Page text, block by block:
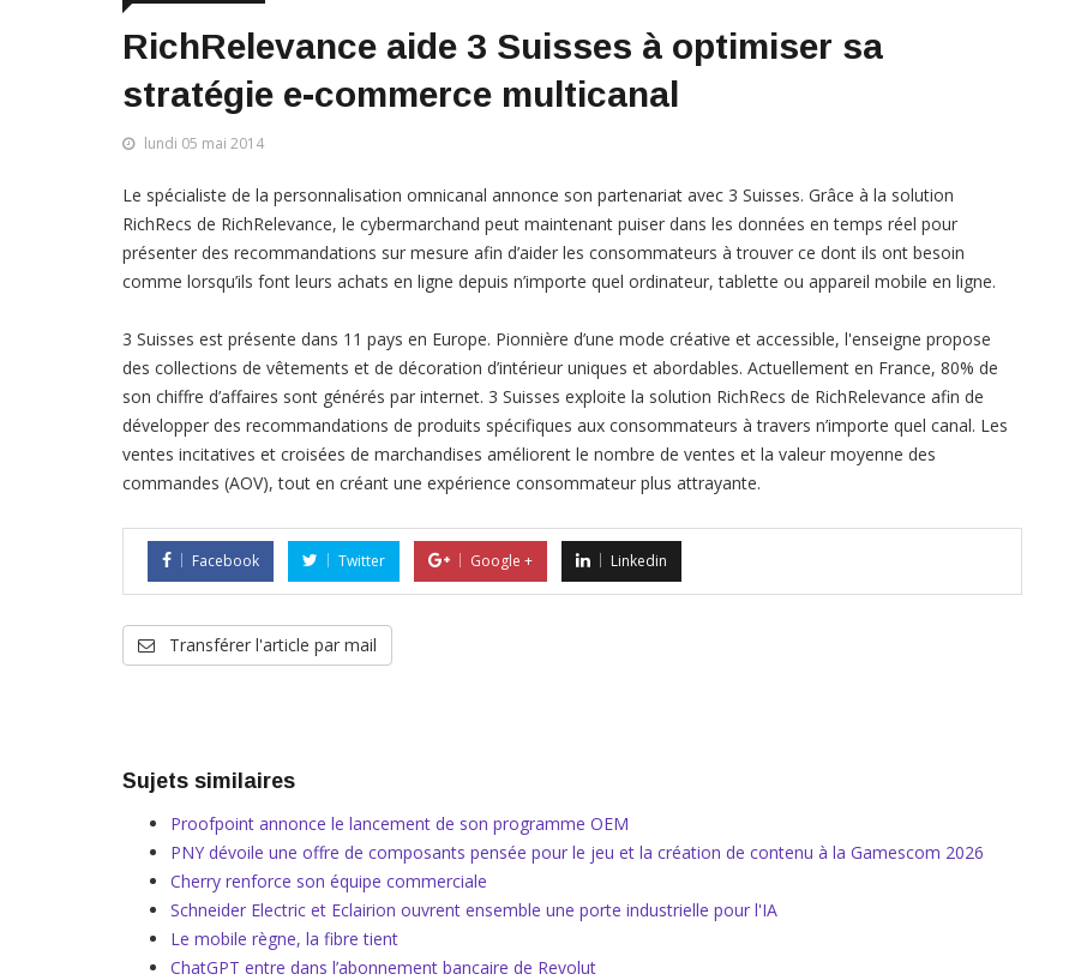
RichRelevance aide 3 Suisses à optimiser sa
stratégie e-commerce multicanal
lundi 05 mai 2014
Le spécialiste de la personnalisation omnicanal annonce son partenariat avec 3 Suisses. Grâce à la solution
RichRecs de RichRelevance, le cybermarchand peut maintenant puiser dans les données en temps réel pour
présenter des recommandations sur mesure afin d’aider les consommateurs à trouver ce dont ils ont besoin
comme lorsqu’ils font leurs achats en ligne depuis n’importe quel ordinateur, tablette ou appareil mobile en ligne.
3 Suisses est présente dans 11 pays en Europe. Pionnière d’une mode créative et accessible, l'enseigne propose
des collections de vêtements et de décoration d’intérieur uniques et abordables. Actuellement en France, 80% de
son chiffre d’affaires sont générés par internet. 3 Suisses exploite la solution RichRecs de RichRelevance afin de
développer des recommandations de produits spécifiques aux consommateurs à travers n’importe quel canal. Les
ventes incitatives et croisées de marchandises améliorent le nombre de ventes et la valeur moyenne des
commandes (AOV), tout en créant une expérience consommateur plus attrayante.
Facebook Twitter Google + Linkedin
Transférer l'article par mail
Sujets similaires
Proofpoint annonce le lancement de son programme OEM
PNY dévoile une offre de composants pensée pour le jeu et la création de contenu à la Gamescom 2026
Cherry renforce son équipe commerciale
Schneider Electric et Eclairion ouvrent ensemble une porte industrielle pour l'IA
Le mobile règne, la fibre tient
ChatGPT entre dans l’abonnement bancaire de Revolut